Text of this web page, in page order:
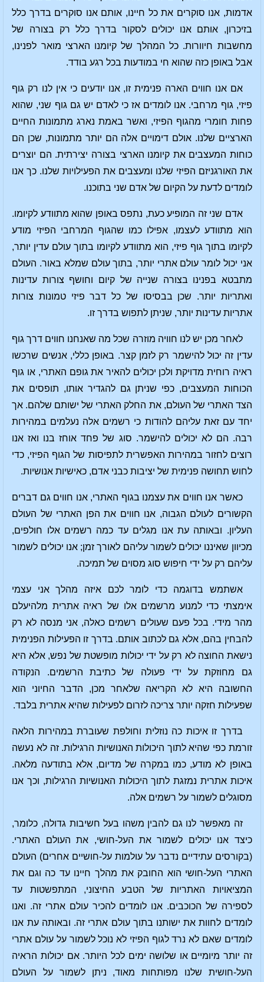
אדמות, אנו סוקרים את כל חיינו, אותם אנו סוקרים בדרך כלל
בזיכרון, אותם אנו יכולים לסקור בדרך כלל רק בצורה של
מחשבות חיוורות. כל המהלך של קיומנו הארצי מואר לפנינו,
אבל באופן כזה שהוא חי במודעות בכל רגע בודד.
אם אנו חווים הארה פנימית זו, אנו יודעים כי אין לנו רק גוף
פיזי, גוף מרחבי. אנו לומדים אז כי לאדם יש גם גוף שני, שהוא
פחות חומרי מהגוף הפיזי, ואשר באמת נארג מתמונות החיים
הארציים שלנו. אולם דימויים אלה הם יותר מתמונות, שכן הם
כוחות המעצבים את קיומנו הארצי בצורה יצירתית. הם יוצרים
את האורגניזם הפיזי שלנו ומעצבים את הפעילויות שלנו. כך אנו
לומדים לדעת על הקיום של אדם שני בתוכנו.
אדם שני זה המופיע כעת, נתפס באופן שהוא מתוודע לקיומו.
הוא מתוודע לעצמו, אפילו כמו שהגוף המרחבי הפיזי מודע
לקיומו בתוך גוף פיזי, הוא מתוודע לקיומו בתוך עולם עדין יותר,
אני יכול לומר עולם אתרי יותר, בתוך עולם שמלא באור. העולם
מתבטא בפנינו בצורה שנייה של קיום וחושף צורות עדינות
ואתריות יותר. שכן בבסיסו של כל דבר פיזי טמונות צורות
אתריות עדינות יותר, שניתן לתפוש בדרך זו.
לאחר מכן יש לנו חוויה מוזרה שכל מה שאנחנו חווים דרך גוף
עדין זה יכול להישמר רק לזמן קצר. באופן כללי, אנשים שרכשו
ראיה רוחית מדויקת ולכן יכולים להאיר את גופם האתרי, או גוף
הכוחות המעצבים, כפי שניתן גם להגדיר אותו, תופסים את
הצד האתרי של העולם, את החלק האתרי של ישותם שלהם. אך
יחד עם זאת עליהם להודות כי רשמים אלה נעלמים במהירות
רבה. הם לא יכולים להישמר. סוג של פחד אוחז בנו ואז אנו
רוצים לחזור במהירות האפשרית לתפיסות של הגוף הפיזי, כדי
לחוש תחושה פנימית של יציבות כבני אדם, כאישיות אנושיות.
כאשר אנו חווים את עצמנו בגוף האתרי, אנו חווים גם דברים
הקשורים לעולם הגבוה, אנו חווים את הפן האתרי של העולם
העליון. ובאותה עת אנו מגלים עד כמה רשמים אלו חולפים,
מכיוון שאיננו יכולים לשמור עליהם לאורך זמן; אנו יכולים לשמור
עליהם רק על ידי חיפוש סוג מסוים של תמיכה.
אשתמש בדוגמה כדי לומר לכם איזה מהלך אני עצמי
אימצתי כדי למנוע מרשמים אלו של ראיה אתרית מלהיעלם
מהר מידי. בכל פעם שעולים רשמים כאלה, אני מנסה לא רק
להבחין בהם, אלא גם לכתוב אותם. בדרך זו הפעילות הפנימית
נישאת החוצה לא רק על ידי יכולות מופשטת של נפש, אלא היא
גם מחוזקת על ידי פעולה של כתיבת הרשמים. הנקודה
החשובה היא לא הקריאה שלאחר מכן, הדבר החיוני הוא
שפעילות חזקה יותר צריכה לזרום לפעילות שהיא אתרית בלבד.
בדרך זו איכות כה נוזלית וחולפת שעוברת במהירות הלאה
זורמת כפי שהיא לתוך היכולות האנושיות הרגילות. זה לא נעשה
באופן לא מודע, כמו במקרה של מדיום, אלא בתודעה מלאה.
איכות אתרית נמזגת לתוך היכולות האנושיות הרגילות, וכך אנו
מסוגלים לשמור על רשמים אלה.
זה מאפשר לנו גם להבין משהו בעל חשיבות גדולה, כלומר,
כיצד אנו יכולים לשמור את העל-חושי, את העולם האתרי.
(בקורסים עתידיים נדבר על עולמות על-חושיים אחרים) העולם
האתרי העל-חושי הוא החובק את מהלך חיינו עד כה וגם את
המציאויות האתריות של הטבע החיצוני, המתפשטות עד
לספירה של הכוכבים. אנו לומדים להכיר עולם אתרי זה. ואנו
לומדים לחוות את ישותנו בתוך עולם אתרי זה. ובאותה עת אנו
לומדים שאם לא נרד לגוף הפיזי לא נוכל לשמור על עולם אתרי
זה יותר מיומיים או שלושה ימים לכל היותר. אם יכולות הראיה
העל-חושית שלנו מפותחות מאוד, ניתן לשמור על העולם